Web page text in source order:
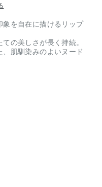
を自在に描けるリップ
の美しさが長く持続。
肌馴染みのよいヌード